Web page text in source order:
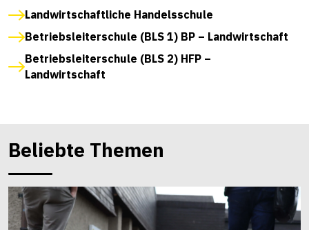
Landwirtschaftliche Handelsschule
Betriebsleiterschule (BLS 1) BP – Landwirtschaft
Betriebsleiterschule (BLS 2) HFP –
Landwirtschaft
Beliebte Themen